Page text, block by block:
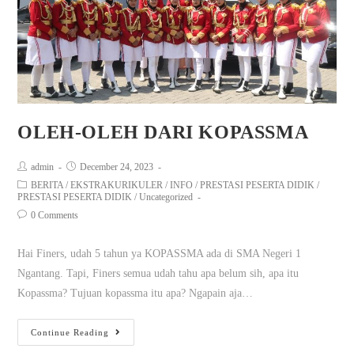
OLEH-OLEH DARI KOPASSMA
admin
December 24, 2023
BERITA / EKSTRAKURIKULER / INFO / PRESTASI PESERTA DIDIK /
PRESTASI PESERTA DIDIK / Uncategorized
0 Comments
Hai Finers, udah 5 tahun ya KOPASSMA ada di SMA Negeri 1
Ngantang. Tapi, Finers semua udah tahu apa belum sih, apa itu
Kopassma? Tujuan kopassma itu apa? Ngapain aja…
Continue Reading